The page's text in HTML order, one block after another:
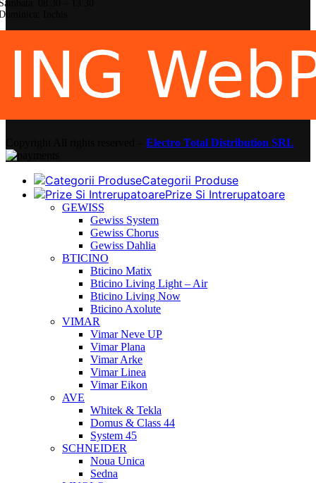
08:30 – 13:30
Inchis
Electro Total Distribution SRL
Categorii Produse
Prize Si Intrerupatoare
GEWISS
Gewiss System
Gewiss Chorus
Gewiss Dahlia
BTICINO
Bticino Matix
Bticino Living Light – Air
Bticino Living Now
Bticino Axolute
VIMAR
Vimar Neve UP
Vimar Plana
Vimar Arke
Vimar Linea
Vimar Eikon
AVE
Whitek & Tekla
Domus & Class 44
System 45
SCHNEIDER
Noua Unica
Sedna